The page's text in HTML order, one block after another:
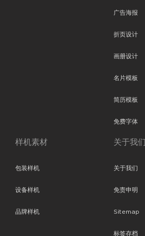
广告海报
折页设计
画册设计
名片模板
简历模板
免费字体
样机素材
包装样机
设备样机
品牌样机
关于我们
关于我们
免责申明
Sitemap
标签存档